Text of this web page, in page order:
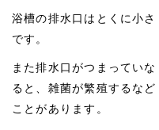
浴槽の排水口はとくに小
です。
また排水口がつまってい
ると、雑菌が繁殖するな
ことがあります。